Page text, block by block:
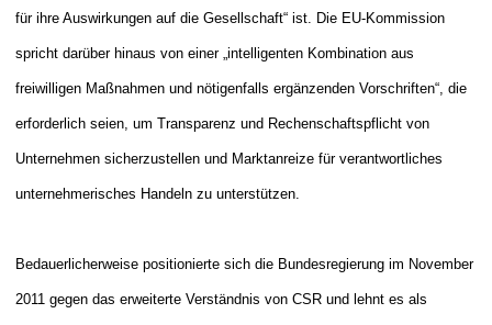
für ihre Auswirkungen auf die Gesellschaft“ ist. Die EU-Kommission
spricht darüber hinaus von einer „intelligenten Kombination aus
freiwilligen Maßnahmen und nötigenfalls ergänzenden Vorschriften“, die
erforderlich seien, um Transparenz und Rechenschaftspflicht von
Unternehmen sicherzustellen und Marktanreize für verantwortliches
unternehmerisches Handeln zu unterstützen.
Bedauerlicherweise positionierte sich die Bundesregierung im November
2011 gegen das erweiterte Verständnis von CSR und lehnt es als